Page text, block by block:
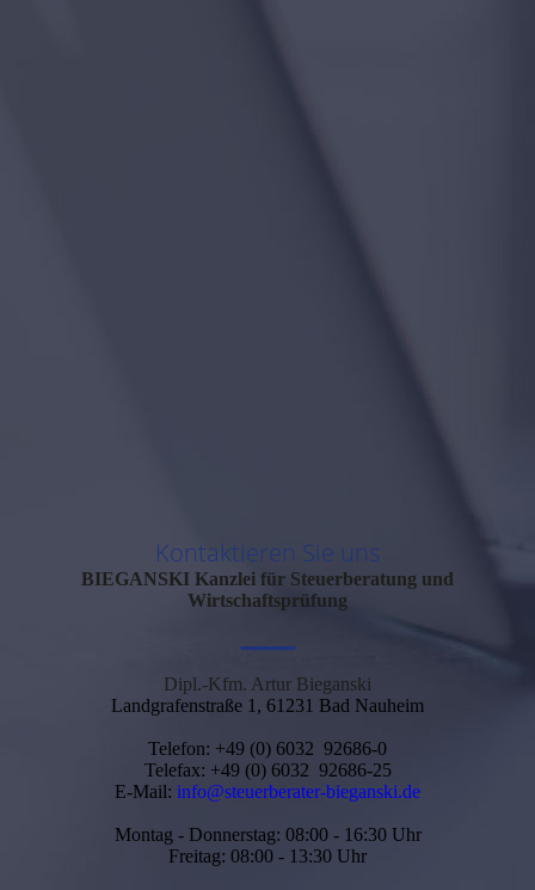
Kontaktieren Sie uns
BIEGANSKI Kanzlei für Steuerberatung und
Wirtschaftsprüfung
—
Dipl.-Kfm. Artur Bieganski
Landgrafenstraße 1, 61231 Bad Nauheim
Telefon: +49 (0) 6032 92686-0
Telefax: +49 (0) 6032 92686-25
E-Mail: info@steuerberater-bieganski.de
Montag - Donnerstag: 08:00 - 16:30 Uhr
Freitag: 08:00 - 13:30 Uhr